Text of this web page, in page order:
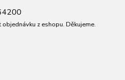
z eshopu. Děkujeme.